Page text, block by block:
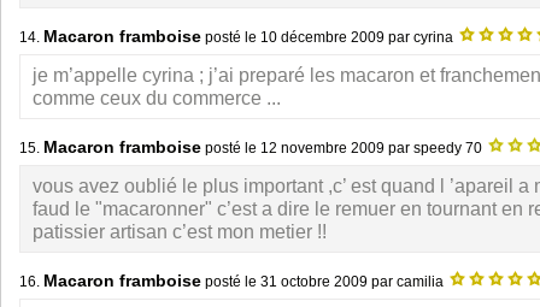
14. Macaron framboise posté le 10 décembre 2009 par cyrina
je m’appelle cyrina ; j’ai preparé les macaron et
comme ceux du commerce ...
15. Macaron framboise posté le 12 novembre 2009 par speedy 70
vous avez oublié le plus important ,c’ est quand l ’apareil a
faud le "macaronner" c’est a dire le remuer en tournant en
patissier artisan c’est mon metier !!
16. Macaron framboise posté le 31 octobre 2009 par camilia